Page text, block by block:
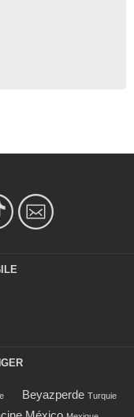
Beyazperde Turquie